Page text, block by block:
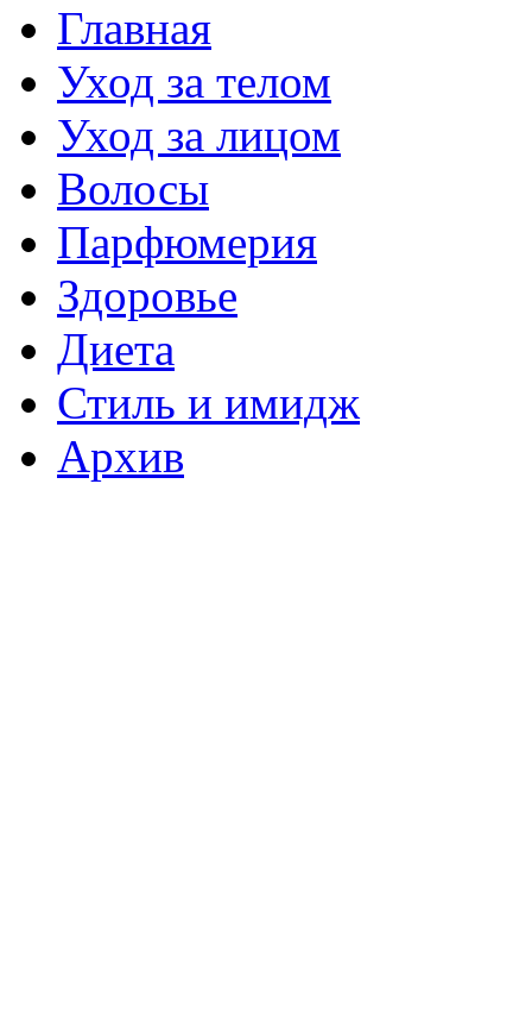
Главная
Уход за телом
Уход за лицом
Волосы
Парфюмерия
Здоровье
Диета
Стиль и имидж
Архив